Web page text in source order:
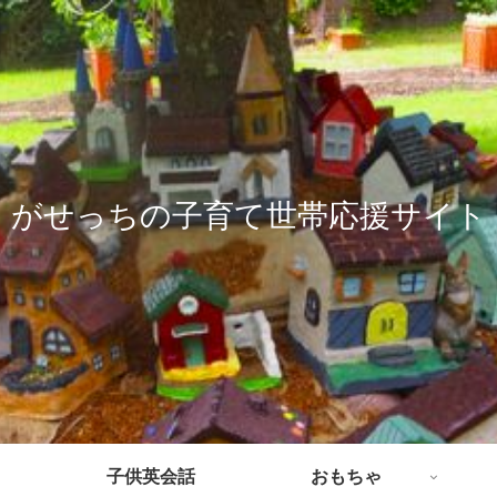
がせっちの子育て世帯応援サイト
子供英会話 おもちゃ